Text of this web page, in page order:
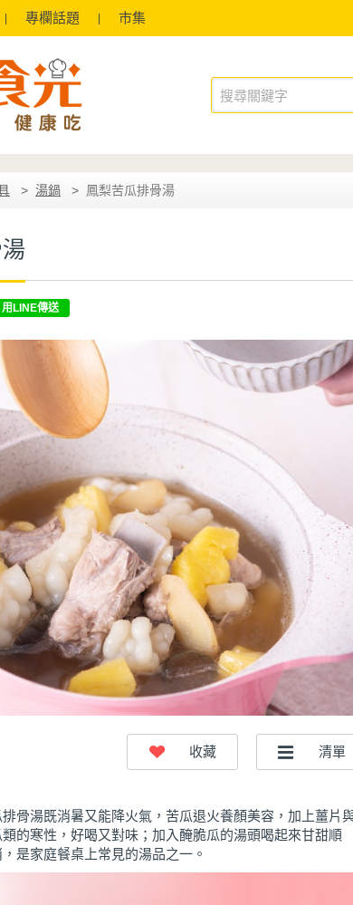
專欄話題 市集
湯鍋 鳳梨苦瓜排骨湯
骨湯既消暑又能降火氣，苦瓜退火養顏美容，加上薑片
的寒性，好喝又對味；加入醃脆瓜的湯頭喝起來甘甜順
是家庭餐桌上常見的湯品之一。